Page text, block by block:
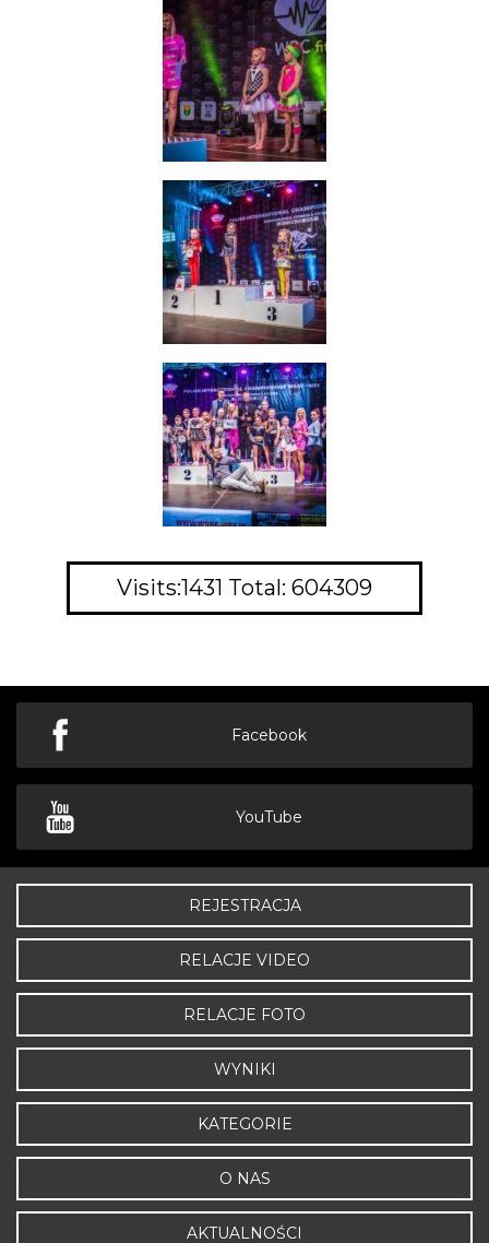
Visits:1431 Total: 604309
Facebook
YouTube
REJESTRACJA
RELACJE VIDEO
RELACJE FOTO
WYNIKI
KATEGORIE
O NAS
AKTUALNOŚCI